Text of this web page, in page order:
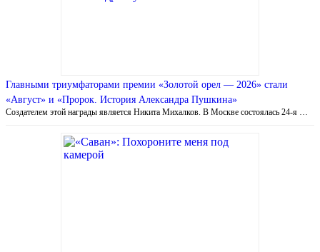
Главными триумфаторами премии «Золотой орел — 2026» стали
«Август» и «Пророк. История Александра Пушкина»
Создателем этой награды является Никита Михалков. В Москве состоялась 24-я …